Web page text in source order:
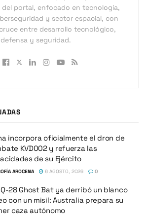
del portal, enfocado en tecnología,
y sector espacial, con
entre desarrollo tecnológico,
defensa y seguridad.
incorpora oficialmente el dron de
KVD002 y refuerza las
de su Ejército
AROCENA 6 AGOSTO, 2026 0
28 Ghost Bat ya derribó un blanco
con un misil: Australia prepara su
caza autónomo